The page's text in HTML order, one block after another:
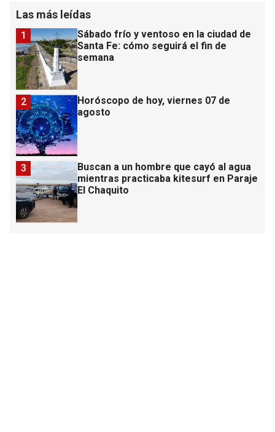
Las más leídas
Sábado frío y ventoso en la ciudad de
Santa Fe: cómo seguirá el fin de
semana
1
Horóscopo de hoy, viernes 07 de
agosto
2
Buscan a un hombre que cayó al agua
mientras practicaba kitesurf en Paraje
El Chaquito
3